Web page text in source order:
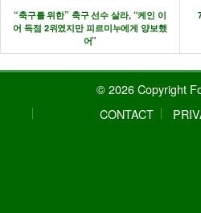
“축구를 위한” 축구 선수 살라, “케인 이
어 득점 2위였지만 피르미누에게 양보했
어”
© 2026 Copyright
CONTACT